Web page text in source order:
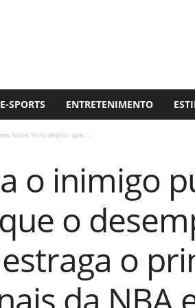
E-SPORTS ENTRETENIMENTO
Nova York depois que...
o inimigo
o
o